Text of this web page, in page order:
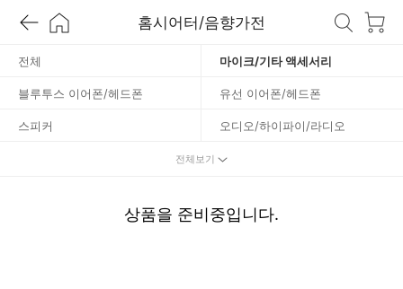
홈시어터/음향가전
전체 마이크/기타 액세서리
블루투스 이어폰/헤드폰 유선 이어폰/헤드폰
스피커 오디오/하이파이/라디오
전체보기
상품을 준비중입니다.